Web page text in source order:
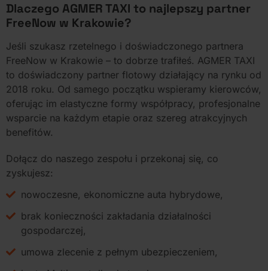
Dlaczego AGMER TAXI to najlepszy partner
FreeNow w Krakowie?
Jeśli szukasz rzetelnego i doświadczonego partnera
FreeNow w Krakowie – to dobrze trafiłeś. AGMER TAXI
to doświadczony partner flotowy działający na rynku od
2018 roku. Od samego początku wspieramy kierowców,
oferując im elastyczne formy współpracy, profesjonalne
wsparcie na każdym etapie oraz szereg atrakcyjnych
benefitów.
Dołącz do naszego zespołu i przekonaj się, co
zyskujesz:
nowoczesne, ekonomiczne auta hybrydowe,
brak konieczności zakładania działalności
gospodarczej,
umowa zlecenie z pełnym ubezpieczeniem,